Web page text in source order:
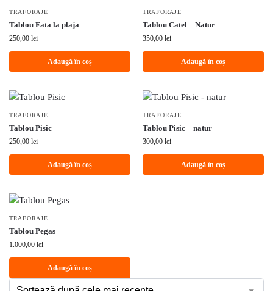
TRAFORAJE
Tablou Fata la plaja
250,00 lei
Adaugă în coș
TRAFORAJE
Tablou Catel – Natur
350,00 lei
Adaugă în coș
TRAFORAJE
Tablou Pisic
250,00 lei
Adaugă în coș
TRAFORAJE
Tablou Pisic – natur
300,00 lei
Adaugă în coș
TRAFORAJE
Tablou Pegas
1.000,00 lei
Adaugă în coș